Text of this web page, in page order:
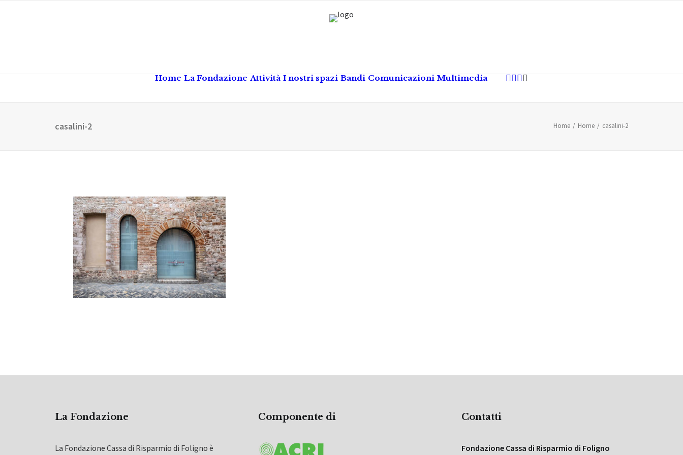
Home La Fondazione Attività I nostri spazi Bandi Comunicazioni Multimedia
casalini-2 Home Home casalini-2
La Fondazione
La Fondazione Cassa di Risparmio di Foligno è
Componente di Contatti
Fondazione Cassa di Risparmio di Foligno